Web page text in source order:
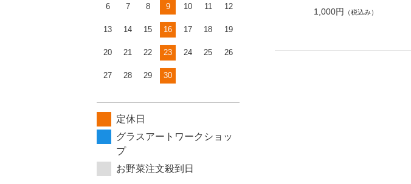
1,000円
（税込み）
6 7 8 9 10 11 12
13 14 15 16 17 18 19
20 21 22 23 24 25 26
27 28 29 30
定休日
グラスアートワークショッ
プ
お野菜注文殺到日